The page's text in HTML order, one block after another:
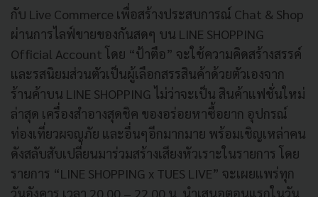
กับ Live Commerce เพื่อสร้างประสบการณ์ Chat & Shop
ผ่านการไลฟ์ขายของกันสดๆ บน LINE SHOPPING
Official Account โดย “ป้าตือ” จะใช้ความคิดสร้างสรรค์
และรสนิยมส่วนตัวเป็นผู้เลือกสรรสินค้าด้วยตัวเองจาก
ร้านค้าบน LINE SHOPPING ไม่ว่าจะเป็น สินค้าแฟชั่นใหม่
ล่าสุด เครื่องสำอางสุดชิค ของอร่อยหาซื้อยาก อุปกรณ์
ท่องเที่ยวผจญภัย และอื่นๆอีกมากมาย พร้อมเชิญเหล่าคน
ดังสลับสับเปลี่ยนมาร่วมสร้างเสียงหัวเราะในรายการ โดย
รายการ “LINE SHOPPING x TUES LIVE” จะเผยแพร่ทุก
วันอังคาร เวลา 20.00 – 22.00 น. นำเสนอตอนแรกในวัน